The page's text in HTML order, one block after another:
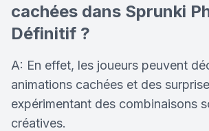
cachées dans Sprunki
Définitif ?
A: En effet, les joueurs peuvent
animations cachées et des
expérimentant des combinaisons
créatives.